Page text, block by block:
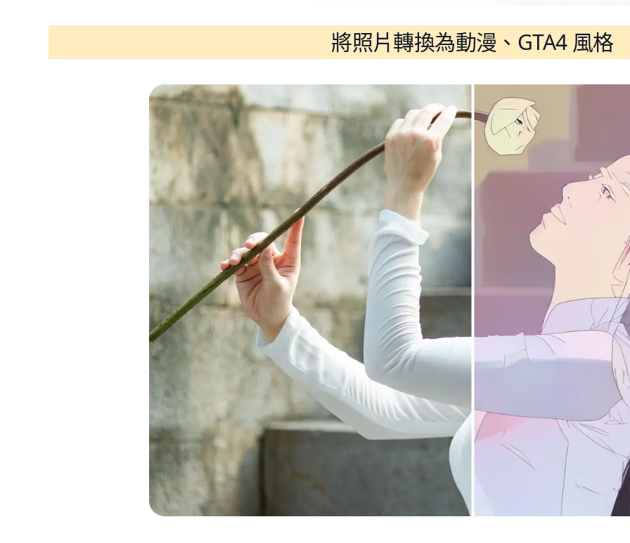
將照片轉換為動漫、GTA4 風格